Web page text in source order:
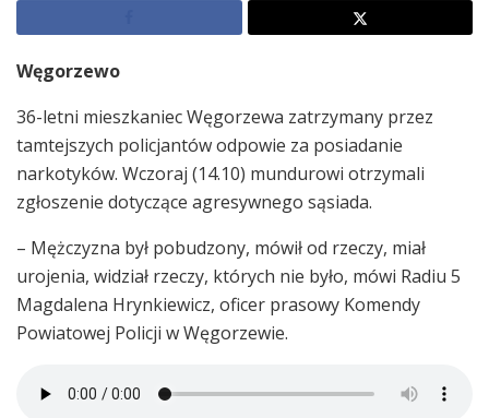
Węgorzewo
36-letni mieszkaniec Węgorzewa zatrzymany przez
tamtejszych policjantów odpowie za posiadanie
narkotyków. Wczoraj (14.10) mundurowi otrzymali
zgłoszenie dotyczące agresywnego sąsiada.
– Mężczyzna był pobudzony, mówił od rzeczy, miał
urojenia, widział rzeczy, których nie było, mówi Radiu 5
Magdalena Hrynkiewicz, oficer prasowy Komendy
Powiatowej Policji w Węgorzewie.